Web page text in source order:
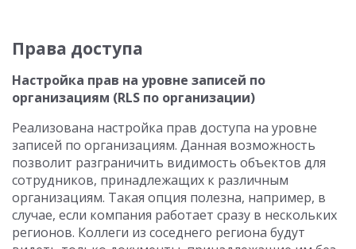
Права доступа
Настройка прав на уровне записей по
организациям (RLS по организации)
Реализована настройка прав доступа на уровне
записей по организациям. Данная возможность
позволит разграничить видимость объектов для
сотрудников, принадлежащих к различным
организациям. Такая опция полезна, например, в
случае, если компания работает сразу в нескольких
регионов. Коллеги из соседнего региона будут